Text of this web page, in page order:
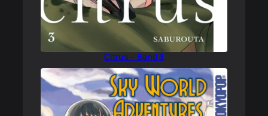
Citrus – Band 3